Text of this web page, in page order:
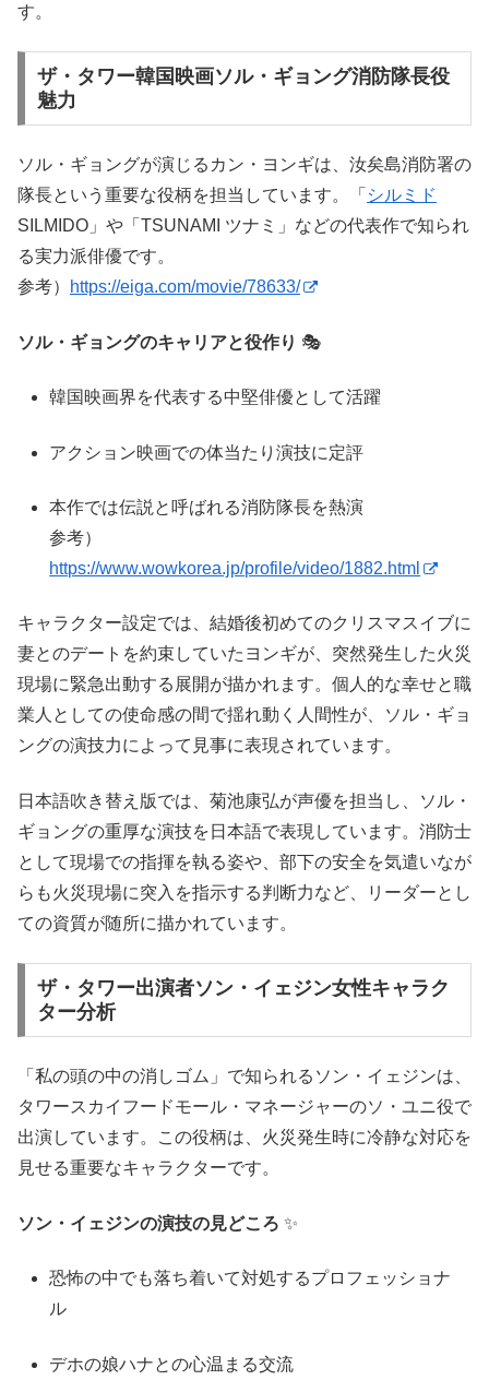
す。
ザ・タワー韓国映画ソル・ギョング消防隊長役
魅力
ソル・ギョングが演じるカン・ヨンギは、汝矣島消防署の
隊長という重要な役柄を担当しています。「 シルミド
SILMIDO」や「TSUNAMI ツナミ」などの代表作で知られ
る実力派俳優です。
参考）
https://eiga.com/movie/78633/
ソル・ギョングのキャリアと役作り 🎭
韓国映画界を代表する中堅俳優として活躍
アクション映画での体当たり演技に定評
本作では伝説と呼ばれる消防隊長を熱演
参考）
https://www.wowkorea.jp/profile/video/1882.html
キャラクター設定では、結婚後初めてのクリスマスイブに
妻とのデートを約束していたヨンギが、突然発生した火災
現場に緊急出動する展開が描かれます。個人的な幸せと職
業人としての使命感の間で揺れ動く人間性が、ソル・ギョ
ングの演技力によって見事に表現されています。
日本語吹き替え版では、菊池康弘が声優を担当し、ソル・
ギョングの重厚な演技を日本語で表現しています。消防士
として現場での指揮を執る姿や、部下の安全を気遣いなが
らも火災現場に突入を指示する判断力など、リーダーとし
ての資質が随所に描かれています。
ザ・タワー出演者ソン・イェジン女性キャラク
ター分析
「私の頭の中の消しゴム」で知られるソン・イェジンは、
タワースカイフードモール・マネージャーのソ・ユニ役で
出演しています。この役柄は、火災発生時に冷静な対応を
見せる重要なキャラクターです。
ソン・イェジンの演技の見どころ ✨
恐怖の中でも落ち着いて対処するプロフェッショナ
ル
デホの娘ハナとの心温まる交流